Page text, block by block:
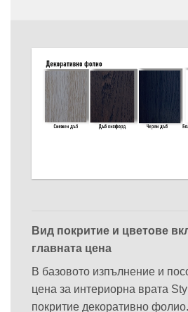
Вид покритие и цветове
главната цена
В базовото изпълнение и
цена за интериорна врата
покритие декоративно фолио.